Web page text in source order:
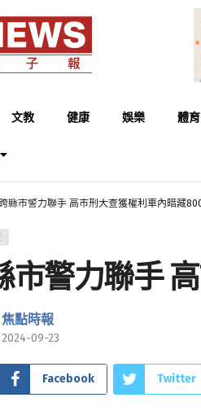
文教 健康 娛樂 體育
跨縣市警力聯手 高市刑大查獲權利車內暗藏
市警力聯手
焦點時報
2024-09-23
Facebook Twitter